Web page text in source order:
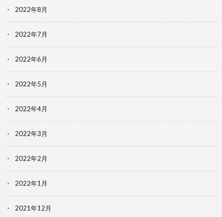
2022年8月
2022年7月
2022年6月
2022年5月
2022年4月
2022年3月
2022年2月
2022年1月
2021年12月